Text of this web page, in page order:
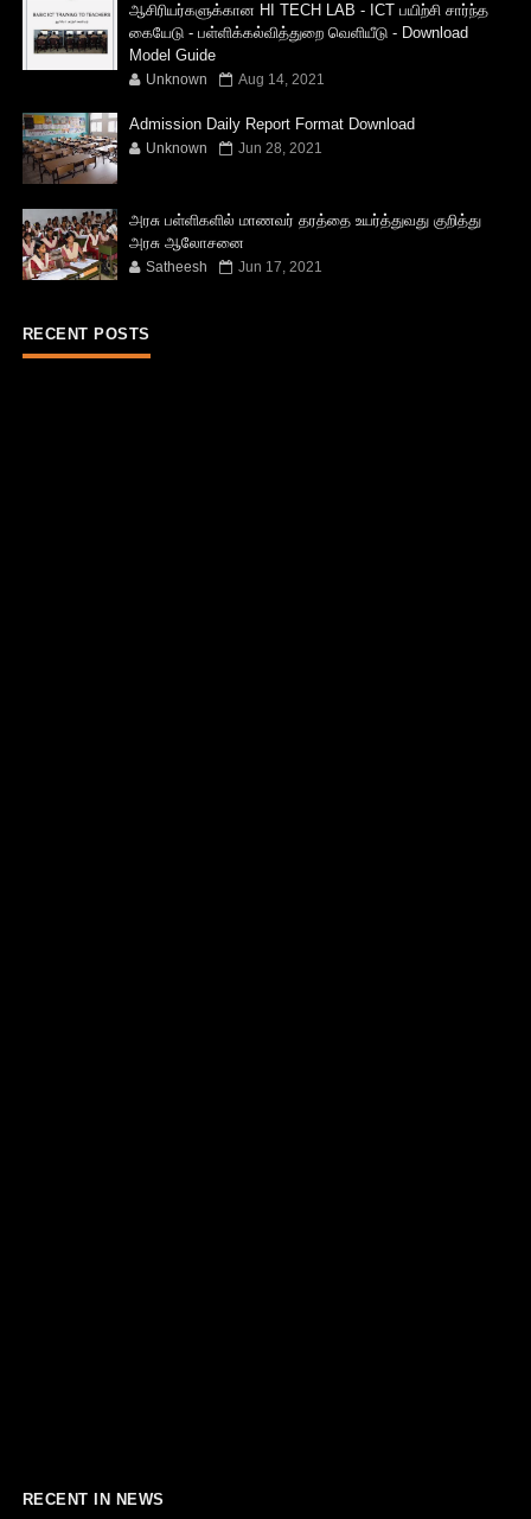
ஆசிரியர்களுக்கான HI TECH LAB - ICT பயிற்சி சார்ந்த
கையேடு - பள்ளிக்கல்வித்துறை வெளியீடு - Download
Model Guide
Unknown Aug 14, 2021
Admission Daily Report Format Download
Unknown Jun 28, 2021
அரசு பள்ளிகளில் மாணவர் தரத்தை உயர்த்துவது குறித்து
அரசு ஆலோசனை
Satheesh Jun 17, 2021
RECENT POSTS
RECENT IN NEWS